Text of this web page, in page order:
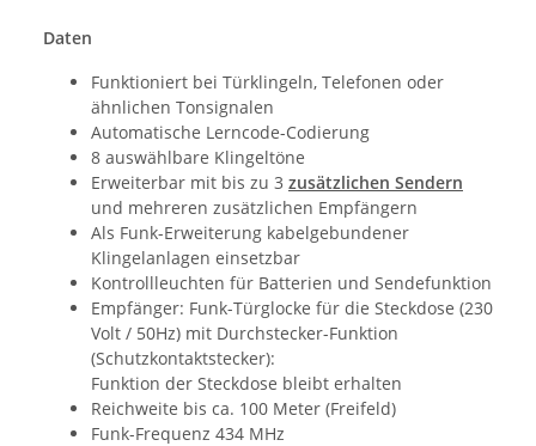
Daten
Funktioniert bei Türklingeln, Telefonen oder
ähnlichen Tonsignalen
Automatische Lerncode-Codierung
8 auswählbare Klingeltöne
Erweiterbar mit bis zu 3 zusätzlichen Sendern
und mehreren zusätzlichen Empfängern
Als Funk-Erweiterung kabelgebundener
Klingelanlagen einsetzbar
Kontrollleuchten für Batterien und Sendefunktion
Empfänger: Funk-Türglocke für die Steckdose (230
Volt / 50Hz) mit Durchstecker-Funktion
(Schutzkontaktstecker):
Funktion der Steckdose bleibt erhalten
Reichweite bis ca. 100 Meter (Freifeld)
Funk-Frequenz 434 MHz